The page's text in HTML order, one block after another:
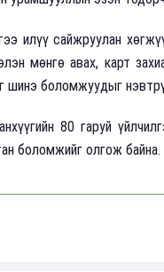
илүү сайжруулан
мөнгө авах, карт
шинэ боломжуудыг
80 гаруй
боломжийг олгож байна.